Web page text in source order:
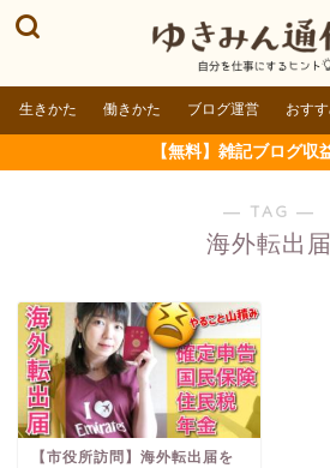
生きかた 働きかた ブログ運営 おす
【無料】雑記ブログ収
― TAG ―
海外転出届
【市役所訪問】海外転出届を